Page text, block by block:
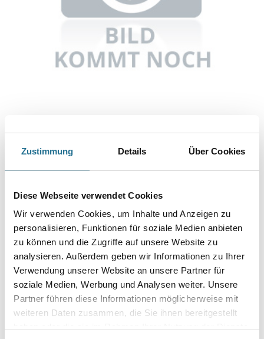
Zustimmung Details Über Cookies
Diese Webseite verwendet Cookies
Wir verwenden Cookies, um Inhalte und Anzeigen zu
personalisieren, Funktionen für soziale Medien anbieten
zu können und die Zugriffe auf unsere Website zu
analysieren. Außerdem geben wir Informationen zu Ihrer
Verwendung unserer Website an unsere Partner für
soziale Medien, Werbung und Analysen weiter. Unsere
Partner führen diese Informationen möglicherweise mit
weiteren Daten zusammen, die Sie ihnen bereitgestellt
Bitte einloggen, um Preise zu sehen
mm
Art-Nr.:1065-003569
Umrechnungsfaktoren